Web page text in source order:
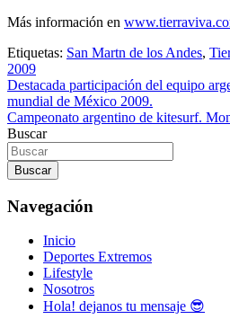
Más información en
Etiquetas: San Martn de los Andes,
2009
Navegación
de
entradas
Destacada participación del equipo
mundial de México 2009.
Campeonato argentino de kitesurf.
Buscar
Buscar
Navegación
Inicio
Deportes Extremos
Lifestyle
Nosotros
Hola! dejanos tu mensaje 😎